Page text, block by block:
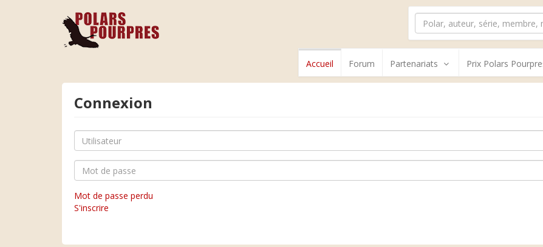
Accueil Forum Partenariats Prix Polars
Connexion
Mot de passe perdu
S'inscrire